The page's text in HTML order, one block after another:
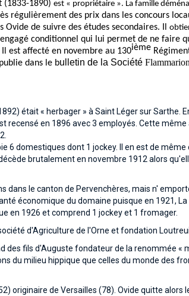
(1833-1890) est « propriétaire ». La famille
régulièrement des prix dans les concours
de suivre des études secondaires. Il
conditionnel qui lui permet de ne faire
est affecté en novembre au 130ième
dans le bulletin de la Société
était « herbager » à Saint Léger sur Sarthe.
recensé en 1896 avec 3 employés. Cette même
6 domestiques dont 1 jockey. Il en est de même
brutalement en novembre 1912 alors
dans le canton de Pervenchères, mais n'
économique du domaine puisque en 1921, La
en 1926 et comprend 1 jockey et 1 fromager.
d'Agriculture de l'Orne et fondation Loutreuil
des fils d'Auguste fondateur de la renommée «
du milieu hippique que celles du monde des
originaire de Versailles (78). Ovide quitte alors